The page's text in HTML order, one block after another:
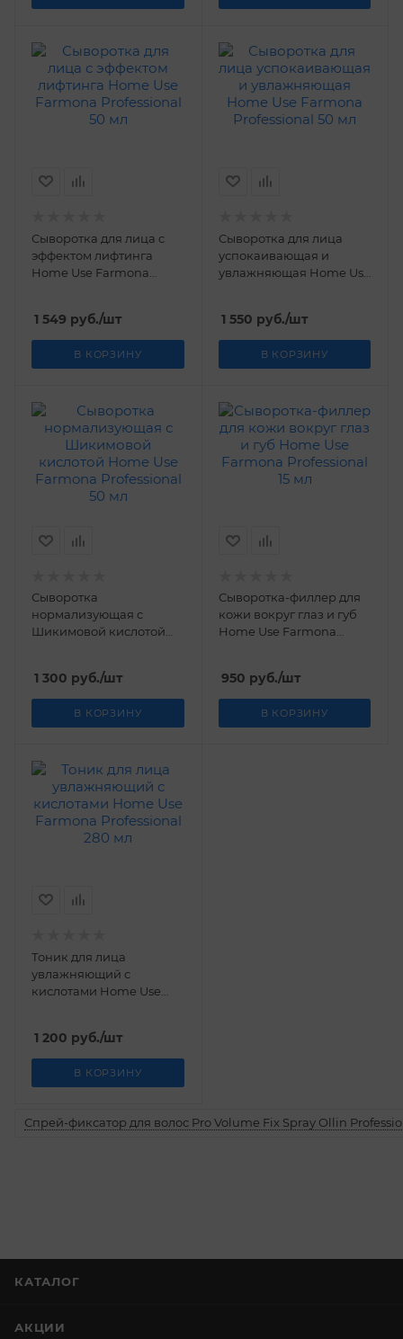
Сыворотка для лица с
эффектом лифтинга
Home Use Farmona
1 549 руб./шт
В КОРЗИНУ
Сыворотка для лица
успокаивающая и
увлажняющая Home Use
1 550 руб./шт
В КОРЗИНУ
Сыворотка
нормализующая с
Шикимовой кислотой
1 300 руб./шт
В КОРЗИНУ
Сыворотка-филлер для
кожи вокруг глаз и губ
Home Use Farmona
950 руб./шт
В КОРЗИНУ
Тоник для лица
увлажняющий с
кислотами Home Use
1 200 руб./шт
В КОРЗИНУ
Спрей-фиксатор для волос Pro Volume Fix Spray Ollin
КАТАЛОГ
АКЦИИ